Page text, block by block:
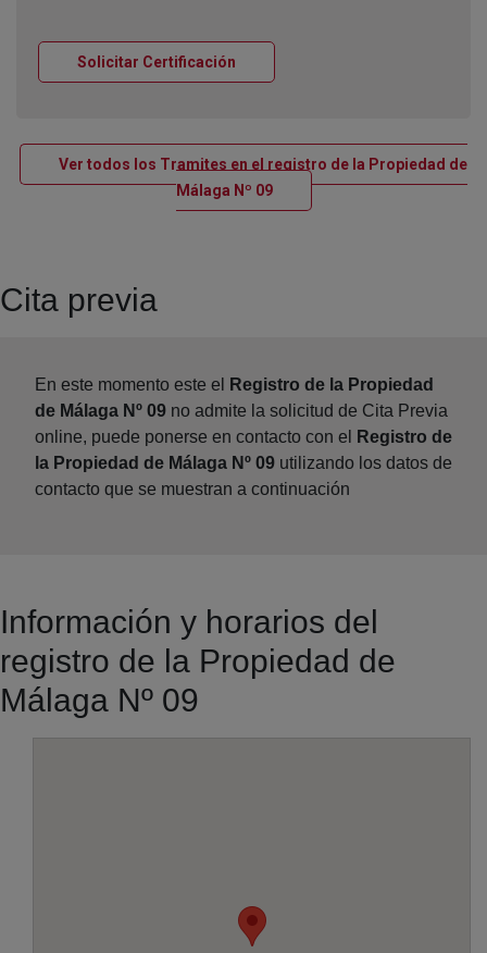
Solicitar Certificación
Ver todos los Tramites en el registro de la Propiedad de
Málaga Nº 09Ventana nueva
Cita previa
En este momento este el
Registro de la Propiedad
de Málaga Nº 09 no admite la solicitud de Cita Previa
online, puede ponerse en contacto con el
Registro de
la Propiedad de Málaga Nº 09 utilizando los datos de
contacto que se muestran a continuación
Información y horarios del
registro de la Propiedad de
Málaga Nº 09